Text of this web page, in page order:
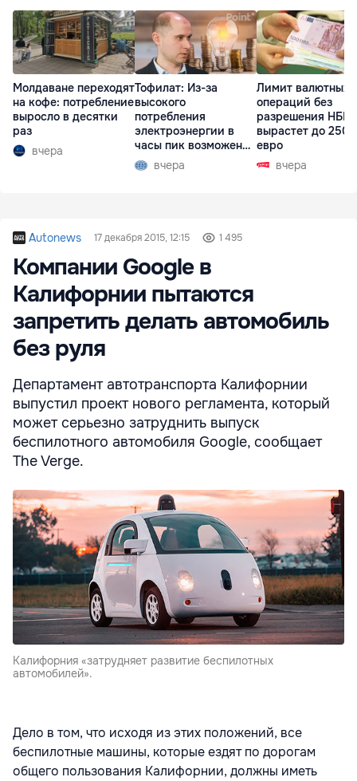
Молдаване переходят
на кофе: потребление
выросло в десятки
раз
вчера
Тофилат: Из-за
высокого
потребления
электроэнергии в
часы пик возможен
рост тарифов
вчера
Лимит валютных
операций без
разрешения НБМ
вырастет до 250
евро
вчера
Autonews 17 декабря 2015, 12:15 1 495
Компании Google в
Калифорнии пытаются
запретить делать автомобиль
без руля
Департамент автотранспорта Калифорнии
выпустил проект нового регламента, который
может серьезно затруднить выпуск
беспилотного автомобиля Google, сообщает
The Verge.
Калифорния «затрудняет развитие беспилотных
автомобилей».
Дело в том, что исходя из этих положений, все
беспилотные машины, которые ездят по дорогам
общего пользования Калифорнии, должны иметь